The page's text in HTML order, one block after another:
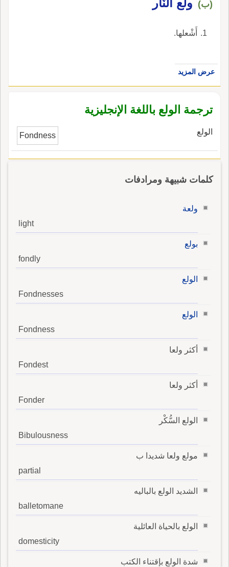
(ب)
أَشْعلها.
عرض المزيد
ترجمة الولع باللغة الإنجليزية
الولع Fondness
كلمات شبيهة ومرادفات
ولعة
light
بولع
fondly
الولع
Fondnesses
الولع
Fondness
أكثر ولعا
Fondest
أكثر ولعا
Fonder
الولع السُّكْر
Bibulousness
مولع ولعا شديدا ب
partial
الشديد الولع بالباليه
balletomane
الولع بالحياة العائلية
domesticity
شدة الولع بإقتناء الكتب